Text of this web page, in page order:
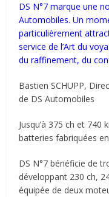
DS N°7 marque une
Automobiles. Un
particulièrement
service de l’Art du
du raffinement, du
Bastien SCHUPP,
de DS Automobiles
Jusqu’à 375 ch et
batteries fabriquées
DS N°7 bénéficie de
développant 230 ch,
équipée de deux